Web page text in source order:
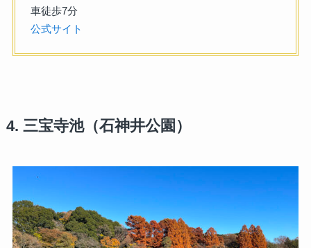
車徒歩7分
公式サイト
4. 三宝寺池（石神井公園）